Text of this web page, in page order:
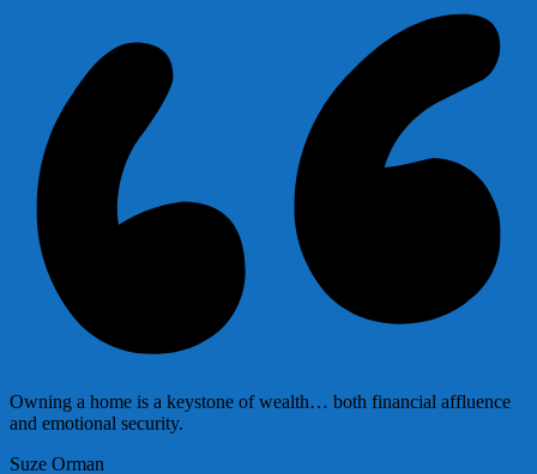
Owning a home is a keystone of wealth… both financial affluence
and emotional security.
Suze Orman